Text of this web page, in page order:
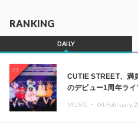
RANKING
DAILY
01
CUTIE STREET、満
のデビュー1周年ラ
MUSIC ・